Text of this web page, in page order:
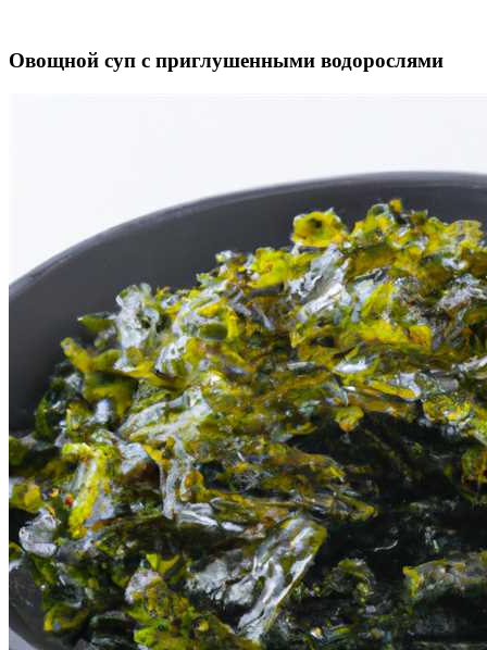
Овощной суп с приглушенными водорослями